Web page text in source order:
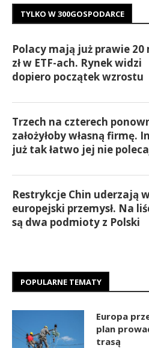
TYLKO W 300GOSPODARCE
Polacy mają już prawie 20
zł w ETF-ach. Rynek widzi
dopiero początek wzrostu
Trzech na czterech
założyłoby własną firmę.
już tak łatwo jej nie
Restrykcje Chin uderzają
europejski przemysł. Na
są dwa podmioty z Polski
POPULARNE TEMATY
Europa
plan
trasą